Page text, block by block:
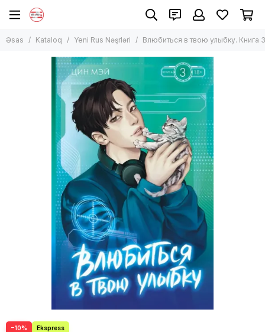
Əsas Kataloq Yeni Rus Nəşrləri Влюбиться в твою улыбку. Книга 3
−10%